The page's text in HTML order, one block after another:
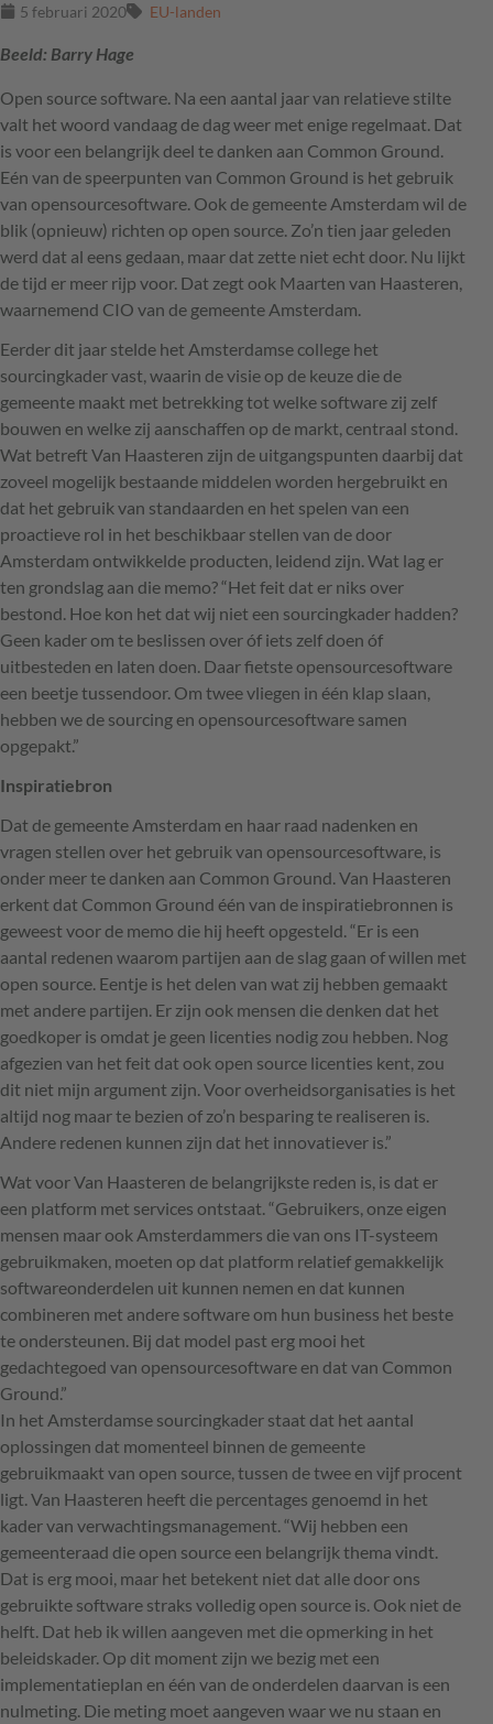
5 februari 2020 EU-landen
Beeld: Barry Hage
Open source software. Na een aantal jaar van relatieve stilte
valt het woord vandaag de dag weer met enige regelmaat. Dat
is voor een belangrijk deel te danken aan Common Ground.
Eén van de speerpunten van Common Ground is het gebruik
van opensourcesoftware. Ook de gemeente Amsterdam wil de
blik (opnieuw) richten op open source. Zo’n tien jaar geleden
werd dat al eens gedaan, maar dat zette niet echt door. Nu lijkt
de tijd er meer rijp voor. Dat zegt ook Maarten van Haasteren,
waarnemend CIO van de gemeente Amsterdam.
Eerder dit jaar stelde het Amsterdamse college het
sourcingkader vast, waarin de visie op de keuze die de
gemeente maakt met betrekking tot welke software zij zelf
bouwen en welke zij aanschaffen op de markt, centraal stond.
Wat betreft Van Haasteren zijn de uitgangspunten daarbij dat
zoveel mogelijk bestaande middelen worden hergebruikt en
dat het gebruik van standaarden en het spelen van een
proactieve rol in het beschikbaar stellen van de door
Amsterdam ontwikkelde producten, leidend zijn. Wat lag er
ten grondslag aan die memo? “Het feit dat er niks over
bestond. Hoe kon het dat wij niet een sourcingkader hadden?
Geen kader om te beslissen over óf iets zelf doen óf
uitbesteden en laten doen. Daar fietste opensourcesoftware
een beetje tussendoor. Om twee vliegen in één klap slaan,
hebben we de sourcing en opensourcesoftware samen
opgepakt.”
Inspiratiebron
Dat de gemeente Amsterdam en haar raad nadenken en
vragen stellen over het gebruik van opensourcesoftware, is
onder meer te danken aan Common Ground. Van Haasteren
erkent dat Common Ground één van de inspiratiebronnen is
geweest voor de memo die hij heeft opgesteld. “Er is een
aantal redenen waarom partijen aan de slag gaan of willen met
open source. Eentje is het delen van wat zij hebben gemaakt
met andere partijen. Er zijn ook mensen die denken dat het
goedkoper is omdat je geen licenties nodig zou hebben. Nog
afgezien van het feit dat ook open source licenties kent, zou
dit niet mijn argument zijn. Voor overheidsorganisaties is het
altijd nog maar te bezien of zo’n besparing te realiseren is.
Andere redenen kunnen zijn dat het innovatiever is.”
Wat voor Van Haasteren de belangrijkste reden is, is dat er
een platform met services ontstaat. “Gebruikers, onze eigen
mensen maar ook Amsterdammers die van ons IT-systeem
gebruikmaken, moeten op dat platform relatief gemakkelijk
softwareonderdelen uit kunnen nemen en dat kunnen
combineren met andere software om hun business het beste
te ondersteunen. Bij dat model past erg mooi het
gedachtegoed van opensourcesoftware en dat van Common
Ground.”
In het Amsterdamse sourcingkader staat dat het aantal
oplossingen dat momenteel binnen de gemeente
gebruikmaakt van open source, tussen de twee en vijf procent
ligt. Van Haasteren heeft die percentages genoemd in het
kader van verwachtingsmanagement. “Wij hebben een
gemeenteraad die open source een belangrijk thema vindt.
Dat is erg mooi, maar het betekent niet dat alle door ons
gebruikte software straks volledig open source is. Ook niet de
helft. Dat heb ik willen aangeven met die opmerking in het
beleidskader. Op dit moment zijn we bezig met een
implementatieplan en één van de onderdelen daarvan is een
nulmeting. Die meting moet aangeven waar we nu staan en